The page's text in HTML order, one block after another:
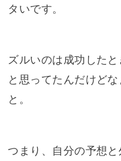
タいです。
ズルいのは成功した
と思ってたんだけど
と。
つまり、自分の予想